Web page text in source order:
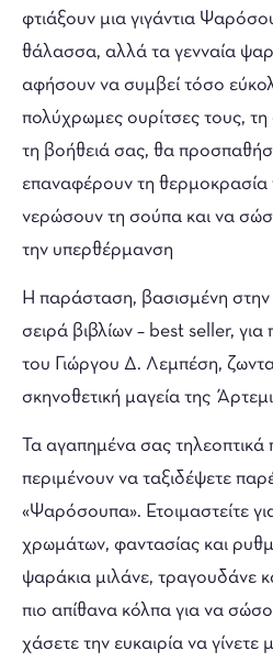
φτιάξουν μια γιγάντια
θάλασσα, αλλά τα γενναία
αφήσουν να συμβεί τόσο
πολύχρωμες ουρίτσες τους, τη
τη βοήθειά σας, θα
επαναφέρουν τη
νερώσουν τη σούπα και να
την υπερθέρμανση
Η παράσταση, βασισμένη
σειρά βιβλίων – best seller,
του Γιώργου Δ. Λεμπέση,
σκηνοθετική μαγεία της
Τα αγαπημένα σας
περιμένουν να ταξιδέψετε
«Ψαρόσουπα». Ετοιμαστείτε
χρωμάτων, φαντασίας και
ψαράκια μιλάνε, τραγουδάνε
πιο απίθανα κόλπα για να
χάσετε την ευκαιρία να γίνετε